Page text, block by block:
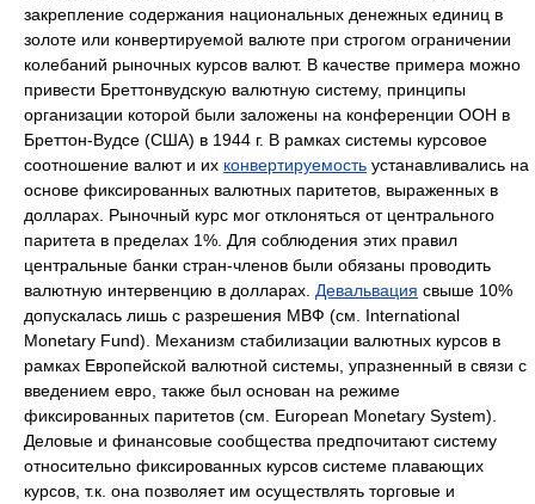
закрепление содержания национальных денежных единиц в
золоте или конвертируемой валюте при строгом ограничении
колебаний рыночных курсов валют. В качестве примера можно
привести Бреттонвудскую валютную систему, принципы
организации которой были заложены на конференции ООН в
Бреттон-Вудсе (США) в 1944 г. В рамках системы курсовое
соотношение валют и их конвертируемость устанавливались на
основе фиксированных валютных паритетов, выраженных в
долларах. Рыночный курс мог отклоняться от центрального
паритета в пределах 1%. Для соблюдения этих правил
центральные банки стран-членов были обязаны проводить
валютную интервенцию в долларах. Девальвация свыше 10%
допускалась лишь с разрешения МВФ (см. International
Monetary Fund). Механизм стабилизации валютных курсов в
рамках Европейской валютной системы, упразненный в связи с
введением евро, также был основан на режиме
фиксированных паритетов (см. European Monetary System).
Деловые и финансовые сообщества предпочитают систему
относительно фиксированных курсов системе плавающих
курсов, т.к. она позволяет им осуществлять торговые и